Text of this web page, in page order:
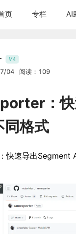
页 专栏 AI
V4
04 阅读：109
：
同格式
快速导出Segment